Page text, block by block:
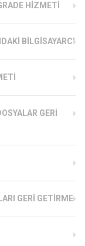
HIZMETI
BILGISAYARCI
GERI
GERI GETIRME